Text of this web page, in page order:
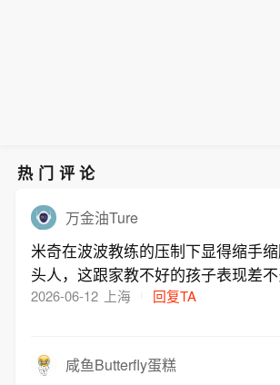
热门评论
万金油Ture
米奇在波波教练的压制下显得缩手
头人，这跟家教不好的孩子表现差
2026-06-12 上海 回复TA
咸鱼Butterfly蛋糕